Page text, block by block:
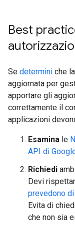
Best
Se determini che
aggiornata per
apportare gli
correttamente il
applicazioni
Esamina le
API di
Richiedi
Devi
prevedono
Evita di
che non sia